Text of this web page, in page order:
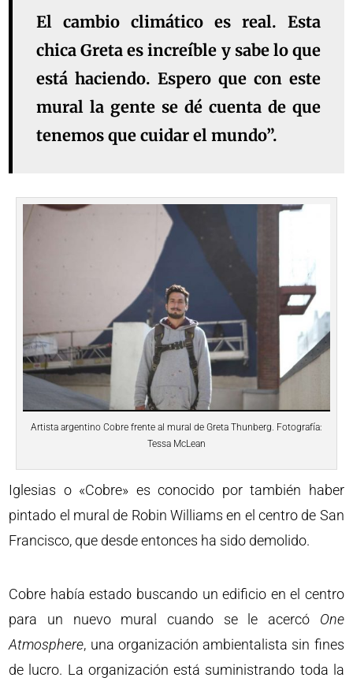
El cambio climático es real. Esta
chica Greta es increíble y sabe lo que
está haciendo. Espero que con este
mural la gente se dé cuenta de que
tenemos que cuidar el mundo”.
Artista argentino Cobre frente al mural de Greta Thunberg. Fotografía:
Tessa McLean
Iglesias o «Cobre» es conocido por también haber
pintado el mural de Robin Williams en el centro de San
Francisco, que desde entonces ha sido demolido.
Cobre había estado buscando un edificio en el centro
para un nuevo mural cuando se le acercó One
Atmosphere, una organización ambientalista sin fines
de lucro. La organización está suministrando toda la